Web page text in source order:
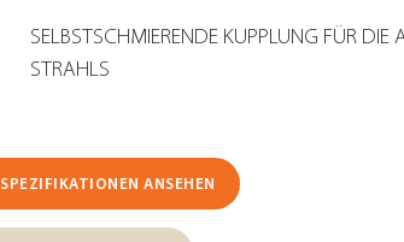
SELBSTSCHMIERENDE KUPPLUNG FÜR DIE
STRAHLS
SPEZIFIKATIONEN ANSEHEN